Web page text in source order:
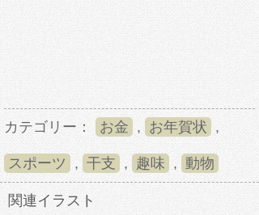
カテゴリー： お金 , お年賀状 ,
スポーツ , 干支 , 趣味 , 動物
関連イラスト